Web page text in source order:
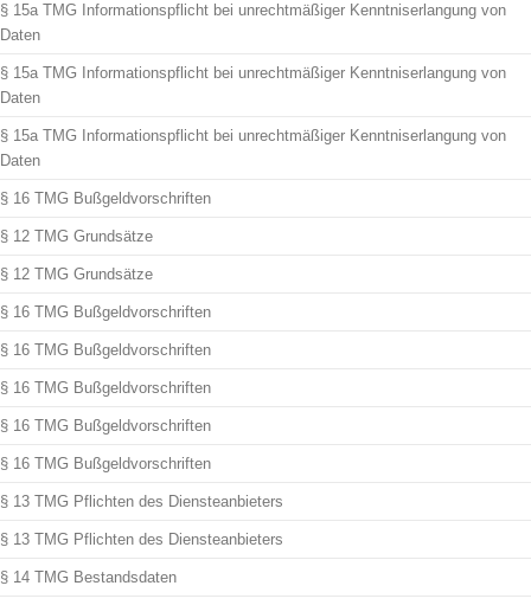
§ 15a TMG Informationspflicht bei unrechtmäßiger Kenntniserlangung von
Daten
§ 15a TMG Informationspflicht bei unrechtmäßiger Kenntniserlangung von
Daten
§ 15a TMG Informationspflicht bei unrechtmäßiger Kenntniserlangung von
Daten
§ 16 TMG Bußgeldvorschriften
§ 12 TMG Grundsätze
§ 12 TMG Grundsätze
§ 16 TMG Bußgeldvorschriften
§ 16 TMG Bußgeldvorschriften
§ 16 TMG Bußgeldvorschriften
§ 16 TMG Bußgeldvorschriften
§ 16 TMG Bußgeldvorschriften
§ 13 TMG Pflichten des Diensteanbieters
§ 13 TMG Pflichten des Diensteanbieters
§ 14 TMG Bestandsdaten